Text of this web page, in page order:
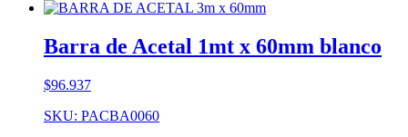
Barra de Acetal 1mt x 60mm blanco
$96.937
SKU: PACBA0060